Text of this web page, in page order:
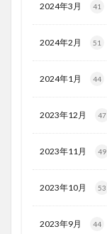
2024年3月 41
2024年2月 51
2024年1月 44
2023年12月 47
2023年11月 49
2023年10月 53
2023年9月 44